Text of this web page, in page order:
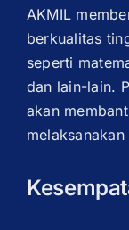
AKMIL
berkualitas
seperti
dan lain-lain.
akan